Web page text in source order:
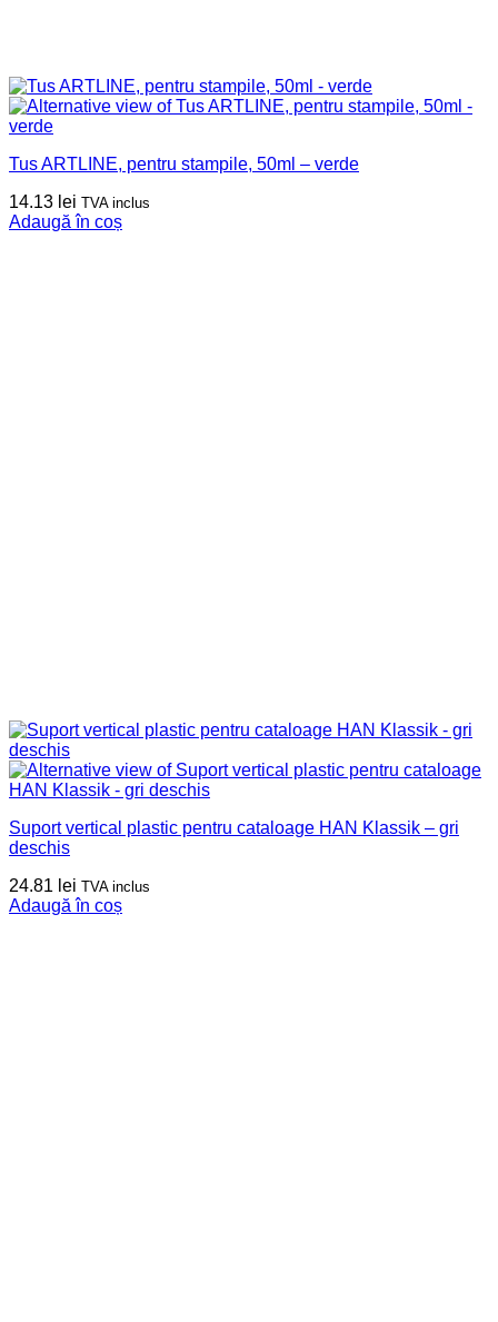
Tus ARTLINE, pentru stampile, 50ml – verde
14.13 lei TVA inclus
Adaugă în coș
Suport vertical plastic pentru cataloage HAN Klassik – gri
deschis
24.81 lei TVA inclus
Adaugă în coș